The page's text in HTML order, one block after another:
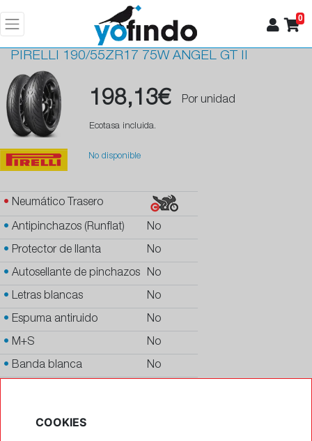
0
PIRELLI 190/55ZR17 75W ANGEL GT II
198,13€ Por unidad
Ecotasa incluida.
No disponible
• Neumático Trasero
• Antipinchazos (Runflat) No
• Protector de llanta No
• Autosellante de pinchazos No
• Letras blancas No
• Espuma antiruido No
• M+S No
• Banda blanca No
COOKIES